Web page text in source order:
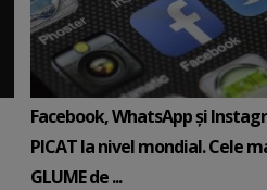
Facebook, WhatsApp și
PICAT la nivel mondial. Cele
GLUME de ...